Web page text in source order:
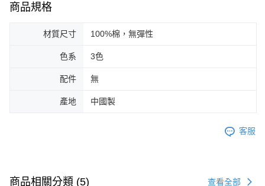
商品規格
材質尺寸 100%棉，無彈性
色系 3色
配件 無
產地 中國製
客服
商品相關分類 (5) 查看全部